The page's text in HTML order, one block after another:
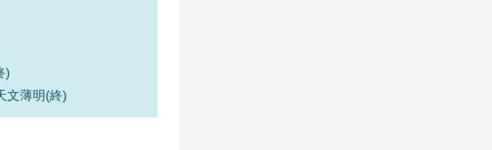
)
文薄明(終)